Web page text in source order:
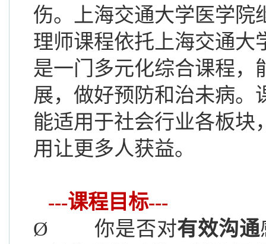
伤。上海交通大学医学院
理师课程依托上海交通大
是一门多元化综合课程，
展，做好预防和治未病。
能适用于社会行业各板块
用让更多人获益。
---课程目标---
Ø
你是否对有效沟通